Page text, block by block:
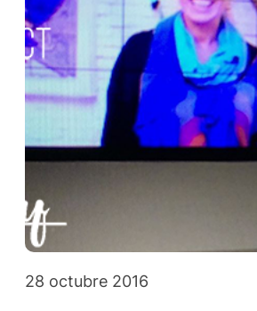
28 octubre 2016